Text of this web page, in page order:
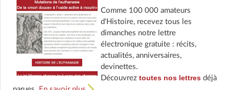
Comme 100 000 amateurs
d'Histoire, recevez tous les
dimanches notre lettre
électronique gratuite : récits,
actualités, anniversaires,
devinettes.
Découvrez toutes nos lettresdéjà